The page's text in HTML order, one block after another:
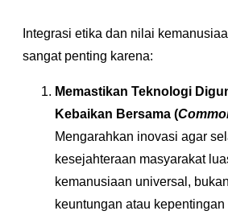
Integrasi etika dan nilai
sangat penting karena:
Memastikan Teknologi
Kebaikan Bersama (
Mengarahkan inovasi agar
kesejahteraan masyarakat
kemanusiaan universal,
keuntungan atau kepentingan